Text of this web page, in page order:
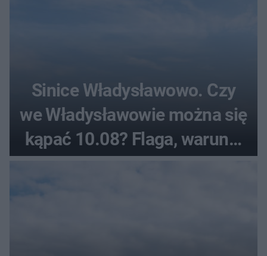
Sinice Władysławowo. Czy
we Władysławowie można się
kąpać 10.08? Flaga, warunki
pogodowe